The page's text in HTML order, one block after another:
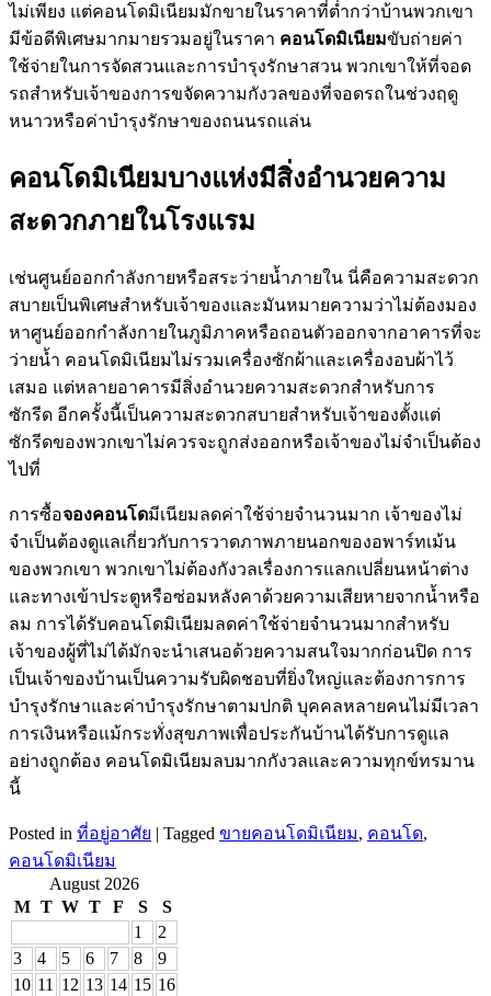
ไม่เพียง แต่คอนโดมิเนียมมักขายในราคาที่ต่ำกว่าบ้านพวกเขา
มีข้อดีพิเศษมากมายรวมอยู่ในราคา คอนโดมิเนียมขับถ่ายค่า
ใช้จ่ายในการจัดสวนและการบำรุงรักษาสวน พวกเขาให้ที่จอด
รถสำหรับเจ้าของการขจัดความกังวลของที่จอดรถในช่วงฤดู
หนาวหรือค่าบำรุงรักษาของถนนรถแล่น
คอนโดมิเนียมบางแห่งมีสิ่งอำนวยความ
สะดวกภายในโรงแรม
เช่นศูนย์ออกกำลังกายหรือสระว่ายน้ำภายใน นี่คือความสะดวก
สบายเป็นพิเศษสำหรับเจ้าของและมันหมายความว่าไม่ต้องมอง
หาศูนย์ออกกำลังกายในภูมิภาคหรือถอนตัวออกจากอาคารที่จะ
ว่ายน้ำ คอนโดมิเนียมไม่รวมเครื่องซักผ้าและเครื่องอบผ้าไว้
เสมอ แต่หลายอาคารมีสิ่งอำนวยความสะดวกสำหรับการ
ซักรีด อีกครั้งนี้เป็นความสะดวกสบายสำหรับเจ้าของตั้งแต่
ซักรีดของพวกเขาไม่ควรจะถูกส่งออกหรือเจ้าของไม่จำเป็นต้อง
ไปที่
การซื้อจองคอนโดมีเนียมลดค่าใช้จ่ายจำนวนมาก เจ้าของไม่
จำเป็นต้องดูแลเกี่ยวกับการวาดภาพภายนอกของอพาร์ทเม้น
ของพวกเขา พวกเขาไม่ต้องกังวลเรื่องการแลกเปลี่ยนหน้าต่าง
และทางเข้าประตูหรือซ่อมหลังคาด้วยความเสียหายจากน้ำหรือ
ลม การได้รับคอนโดมิเนียมลดค่าใช้จ่ายจำนวนมากสำหรับ
เจ้าของผู้ที่ไม่ได้มักจะนำเสนอด้วยความสนใจมากก่อนปิด การ
เป็นเจ้าของบ้านเป็นความรับผิดชอบที่ยิ่งใหญ่และต้องการการ
บำรุงรักษาและค่าบำรุงรักษาตามปกติ บุคคลหลายคนไม่มีเวลา
การเงินหรือแม้กระทั่งสุขภาพเพื่อประกันบ้านได้รับการดูแล
อย่างถูกต้อง คอนโดมิเนียมลบมากกังวลและความทุกข์ทรมาน
นี้
Posted in ที่อยู่อาศัย | Tagged ขายคอนโดมิเนียม, คอนโด,
คอนโดมิเนียม
August 2026
M T W T F S
S
1
2
3
4 5 6 7 8
9
10 11 12 13 14 15 16